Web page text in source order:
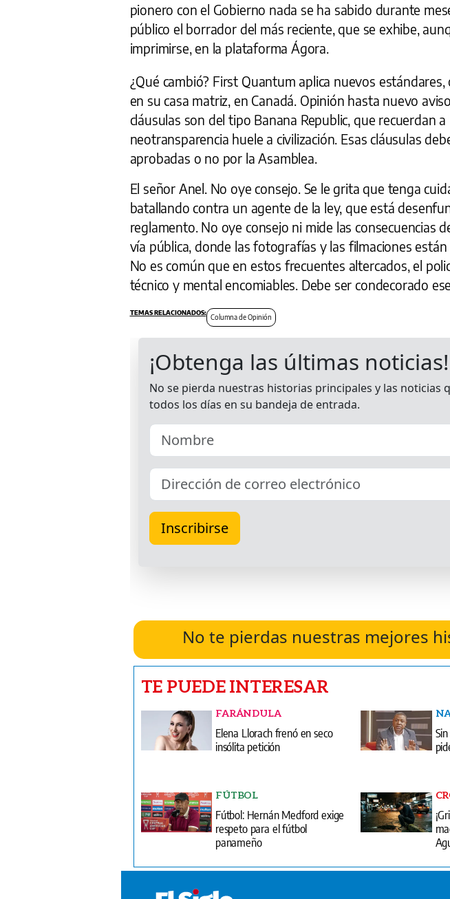
pionero con el Gobierno nada se ha sabido durante
público el borrador del más reciente, que se exhibe,
imprimirse, en la plataforma Ágora.
¿Qué cambió? First Quantum aplica nuevos
en su casa matriz, en Canadá. Opinión hasta nuevo
cláusulas son del tipo Banana Republic, que recuerdan a
neotransparencia huele a civilización. Esas cláusulas
aprobadas o no por la Asamblea.
El señor Anel. No oye consejo. Se le grita que tenga
batallando contra un agente de la ley, que está
reglamento. No oye consejo ni mide las consecuencias
vía pública, donde las fotografías y las filmaciones
No es común que en estos frecuentes altercados, el
técnico y mental encomiables. Debe ser condecorado
Columna de Opinión
No te pierdas nuestras mejores
TE PUEDE INTERESAR
FARÁNDULA
Elena Llorach frenó en seco
insólita petición
FÚTBOL
Fútbol: Hernán Medford exige
respeto para el fútbol
panameño